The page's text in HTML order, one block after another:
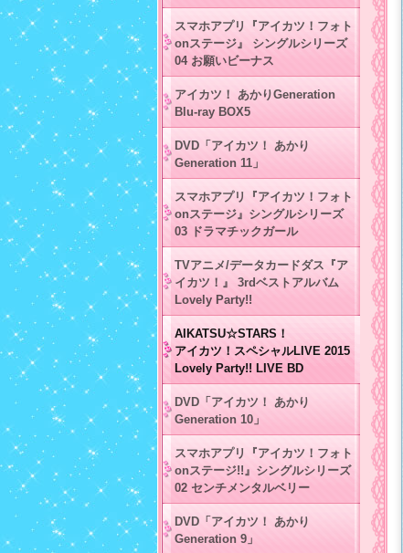
スマホアプリ『アイカツ！フォト
onステージ』 シングルシリーズ
04 お願いビーナス
アイカツ！ あかりGeneration
Blu-ray BOX5
DVD「アイカツ！ あかり
Generation 11」
スマホアプリ『アイカツ！フォト
onステージ』シングルシリーズ
03 ドラマチックガール
TVアニメ/データカードダス『ア
イカツ！』 3rdベストアルバム
Lovely Party!!
AIKATSU☆STARS！
アイカツ！スペシャルLIVE 2015
Lovely Party!! LIVE BD
DVD「アイカツ！ あかり
Generation 10」
スマホアプリ『アイカツ！フォト
onステージ!!』シングルシリーズ
02 センチメンタルベリー
DVD「アイカツ！ あかり
Generation 9」